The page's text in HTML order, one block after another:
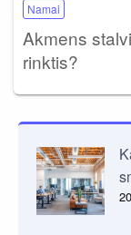
Namai
Akmens
rinktis?